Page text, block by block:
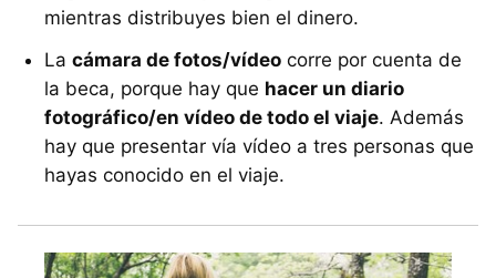
mientras distribuyes bien el dinero.
La cámara de fotos/vídeo corre por cuenta de
la beca, porque hay que hacer un diario
fotográfico/en vídeo de todo el viaje. Además
hay que presentar vía vídeo a tres personas que
hayas conocido en el viaje.